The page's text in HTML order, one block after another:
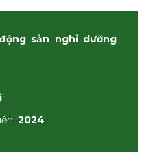
sản nghỉ dưỡng
2024TIN